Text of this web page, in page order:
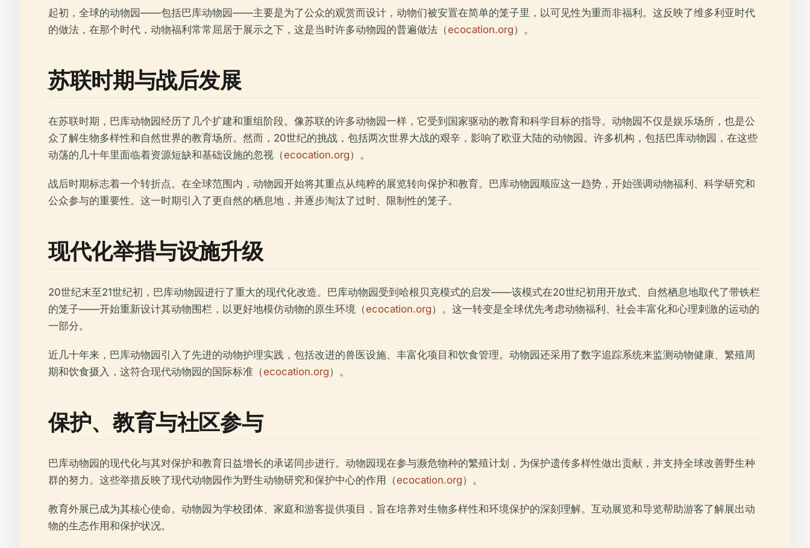
起初，全球的动物园——包括巴库动物园——主要是为了公众的观赏而设计，动物们被安置在简单的笼子里，以可见性为重而非福利。这反映了维多利亚时代
的做法，在那个时代，动物福利常常屈居于展示之下，这是当时许多动物园的普遍做法（ecocation.org）。
苏联时期与战后发展
在苏联时期，巴库动物园经历了几个扩建和重组阶段。像苏联的许多动物园一样，它受到国家驱动的教育和科学目标的指导。动物园不仅是娱乐场所，也是公
众了解生物多样性和自然世界的教育场所。然而，20世纪的挑战，包括两次世界大战的艰辛，影响了欧亚大陆的动物园。许多机构，包括巴库动物园，在这些
动荡的几十年里面临着资源短缺和基础设施的忽视（ecocation.org）。
战后时期标志着一个转折点。在全球范围内，动物园开始将其重点从纯粹的展览转向保护和教育。巴库动物园顺应这一趋势，开始强调动物福利、科学研究和
公众参与的重要性。这一时期引入了更自然的栖息地，并逐步淘汰了过时、限制性的笼子。
现代化举措与设施升级
20世纪末至21世纪初，巴库动物园进行了重大的现代化改造。巴库动物园受到哈根贝克模式的启发——该模式在20世纪初用开放式、自然栖息地取代了带铁栏
的笼子——开始重新设计其动物围栏，以更好地模仿动物的原生环境（ecocation.org）。这一转变是全球优先考虑动物福利、社会丰富化和心理刺激的运动的
一部分。
近几十年来，巴库动物园引入了先进的动物护理实践，包括改进的兽医设施、丰富化项目和饮食管理。动物园还采用了数字追踪系统来监测动物健康、繁殖周
期和饮食摄入，这符合现代动物园的国际标准（ecocation.org）。
保护、教育与社区参与
巴库动物园的现代化与其对保护和教育日益增长的承诺同步进行。动物园现在参与濒危物种的繁殖计划，为保护遗传多样性做出贡献，并支持全球改善野生种
群的努力。这些举措反映了现代动物园作为野生动物研究和保护中心的作用（ecocation.org）。
教育外展已成为其核心使命。动物园为学校团体、家庭和游客提供项目，旨在培养对生物多样性和环境保护的深刻理解。互动展览和导览帮助游客了解展出动
物的生态作用和保护状况。